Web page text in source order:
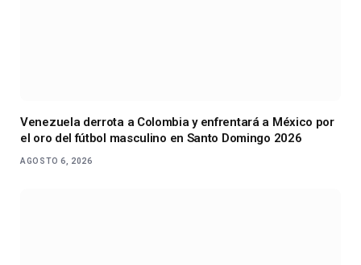
Venezuela derrota a Colombia y enfrentará a México por
el oro del fútbol masculino en Santo Domingo 2026
AGOSTO 6, 2026